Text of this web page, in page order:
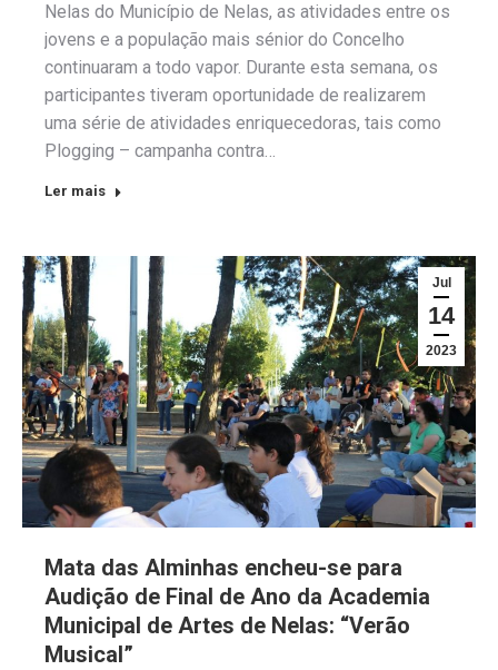
Nelas do Município de Nelas, as atividades entre os
jovens e a população mais sénior do Concelho
continuaram a todo vapor. Durante esta semana, os
participantes tiveram oportunidade de realizarem
uma série de atividades enriquecedoras, tais como
Plogging – campanha contra…
Ler mais
Jul
14
2023
Mata das Alminhas encheu-se para
Audição de Final de Ano da Academia
Municipal de Artes de Nelas: “Verão
Musical”